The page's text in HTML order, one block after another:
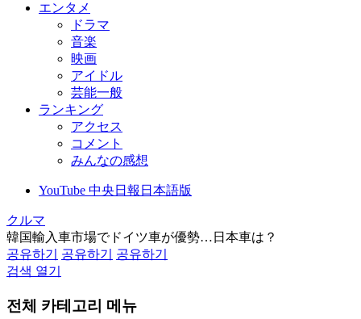
エンタメ
ドラマ
音楽
映画
アイドル
芸能一般
ランキング
アクセス
コメント
みんなの感想
YouTube 中央日報日本語版
クルマ
韓国輸入車市場でドイツ車が優勢…日本車は？
공유하기
공유하기
공유하기
검색 열기
전체 카테고리 메뉴